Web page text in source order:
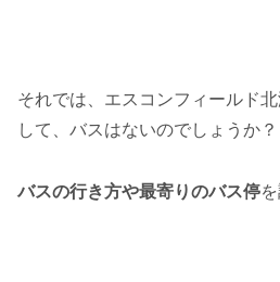
それでは、エスコンフィールド
して、バスはないのでしょうか？
バスの行き方や最寄りのバス停